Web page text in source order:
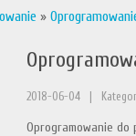
»
2018-06-04
Oprogramowanie do